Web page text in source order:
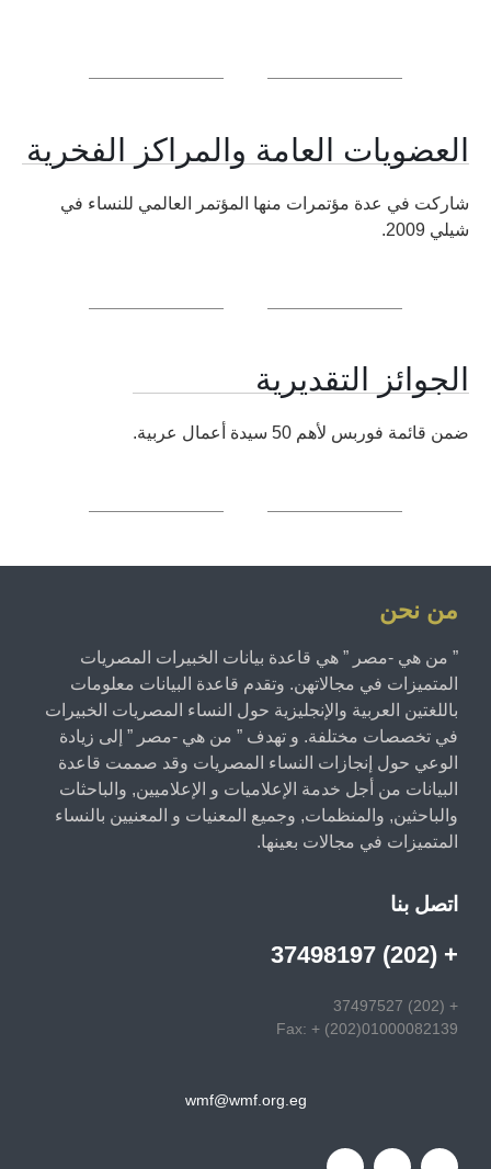
العضويات العامة والمراكز الفخرية
شاركت في عدة مؤتمرات منها المؤتمر العالمي للنساء في
شيلي 2009.
الجوائز التقديرية
ضمن قائمة فوربس لأهم 50 سيدة أعمال عربية.
من نحن
” من هي -مصر ” هي قاعدة بيانات الخبيرات المصريات
المتميزات في مجالاتهن. وتقدم قاعدة البيانات معلومات
باللغتين العربية والإنجليزية حول النساء المصريات الخبيرات
في تخصصات مختلفة. و تهدف ” من هي -مصر ” إلى زيادة
الوعي حول إنجازات النساء المصريات وقد صممت قاعدة
البيانات من أجل خدمة الإعلاميات و الإعلاميين, والباحثات
والباحثين, والمنظمات, وجميع المعنيات و المعنيين بالنساء
المتميزات في مجالات بعينها.
اتصل بنا
+ (202) 37498197
+ (202) 37497527
Fax: + (202)01000082139
wmf@wmf.org.eg